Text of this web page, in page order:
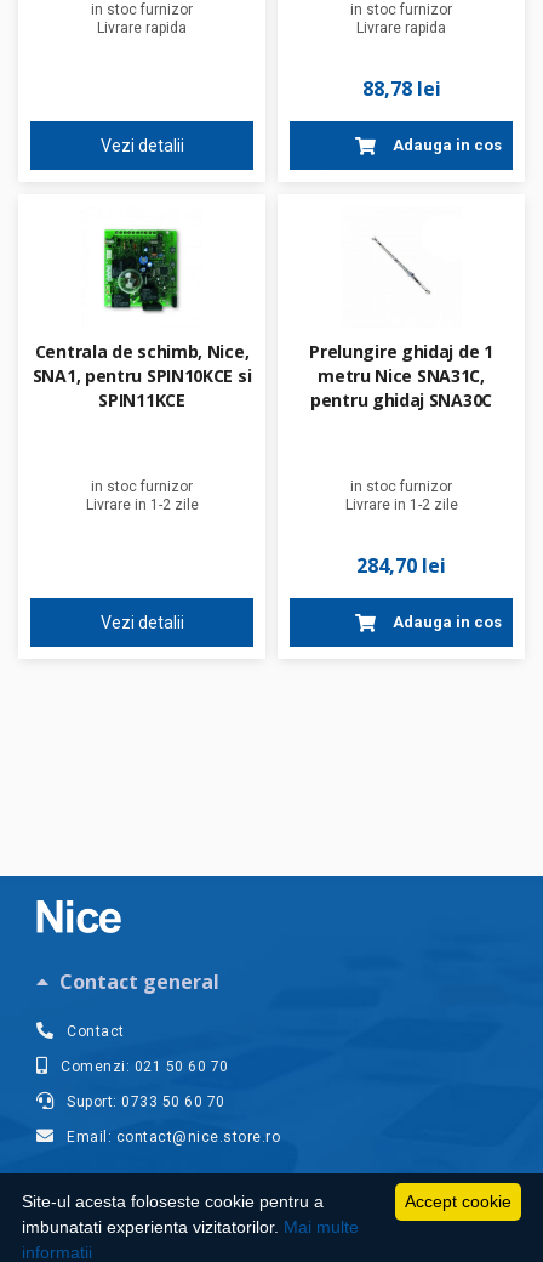
in stoc furnizor
Livrare rapida
Vezi detalii
in stoc furnizor
Livrare rapida
88,78 lei
Adauga in cos
Centrala de schimb, Nice,
SNA1, pentru SPIN10KCE si
SPIN11KCE
in stoc furnizor
Livrare in 1-2 zile
Vezi detalii
Prelungire ghidaj de 1
metru Nice SNA31C,
pentru ghidaj SNA30C
in stoc furnizor
Livrare in 1-2 zile
284,70 lei
Adauga in cos
Contact general
Contact
Comenzi: 021 50 60 70
Suport: 0733 50 60 70
Email: contact@nice.store.ro
Contul meu
Suport clienti
Accept cookie
Site-ul acesta foloseste cookie pentru a
imbunatati experienta vizitatorilor. Mai multe
informatii